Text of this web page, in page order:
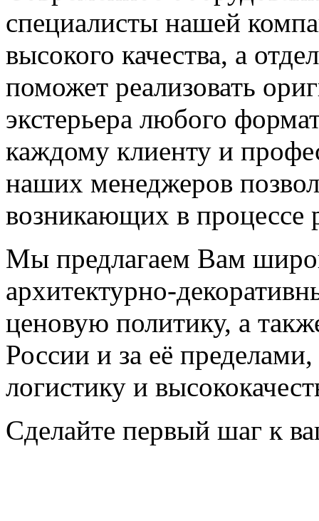
специалисты нашей
высокого качества, а
поможет реализовать
экстерьера любого
каждому клиенту и
наших менеджеров
возникающих в процессе
Мы предлагаем Вам
архитектурно-
ценовую политику, а
России и за её
логистику и
Сделайте первый шаг к